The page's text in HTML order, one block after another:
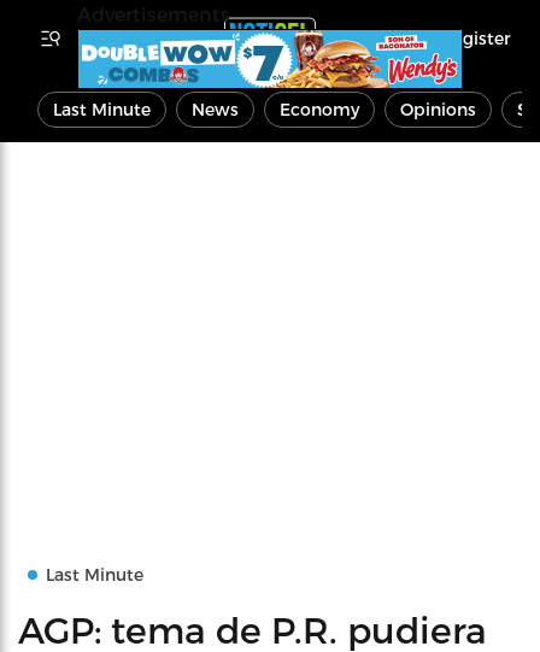
Register
Last Minute News Economy Opinions
Last Minute
AGP: tema de P.R. pudiera
Advertisements